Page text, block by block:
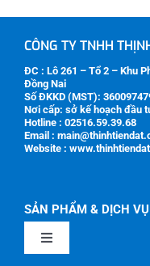
CÔNG TY TNHH
ĐC : Lô 261 – Tổ 2 – Khu
Đồng Nai
Số ĐKKD (MST):
Nơi cấp: sở kế hoạch đầu
Hotline : 02516.59.39.68
Email :
Website :
SẢN PHẨM & DỊCH VỤ
Toggle